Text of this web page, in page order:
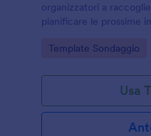
organizzatori a
pianificare le prossime
Go to Category:
Template Sondaggio
Usa